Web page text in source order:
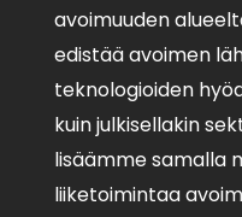
avoimuuden
edistää avoimen
teknologioiden
kuin julkisellakin
lisäämme samalla
liiketoimintaa